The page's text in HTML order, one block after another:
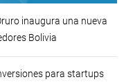
inaugura una nueva
Bolivia
para startups